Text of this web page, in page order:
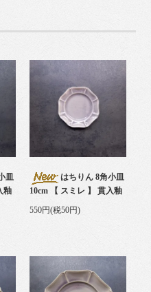
皿
釉
はちりん 8角小皿
10cm 【 スミレ 】 貫入釉
550円(税50円)